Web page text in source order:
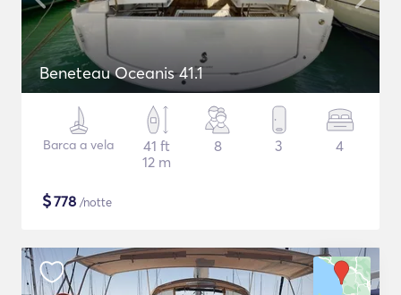
Beneteau Oceanis 41.1
Barca a vela
41 ft
12 m
8 3 4
$778 /notte